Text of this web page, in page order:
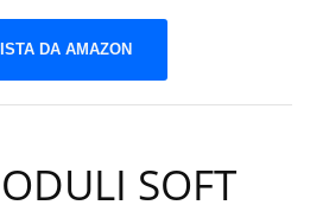
DA AMAZON
SOFT